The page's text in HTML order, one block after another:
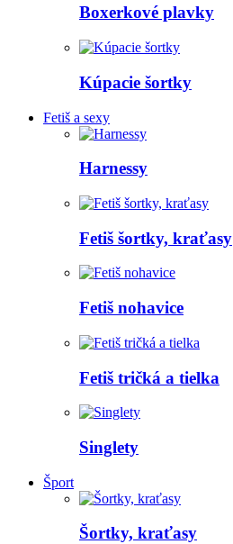
Boxerkové plavky
Kúpacie šortky
Fetiš a sexy
Harnessy
Fetiš šortky, kraťasy
Fetiš nohavice
Fetiš tričká a tielka
Singlety
Šport
Šortky, kraťasy